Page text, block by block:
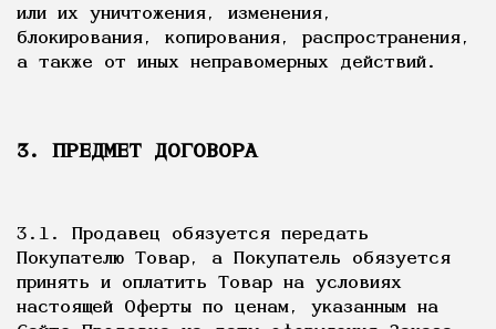
или их уничтожения, изменения,
блокирования, копирования, распространения,
а также от иных неправомерных действий.
3. ПРЕДМЕТ ДОГОВОРА
3.1. Продавец обязуется передать
Покупателю Товар, а Покупатель обязуется
принять и оплатить Товар на условиях
настоящей Оферты по ценам, указанным на